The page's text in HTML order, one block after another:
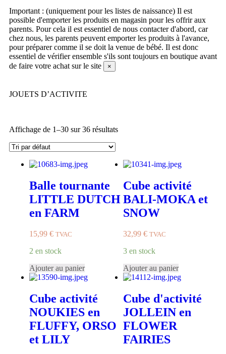
Important : (uniquement pour les listes de naissance) Il est
possible d'emporter les produits en magasin pour les offrir aux
parents. Pour cela il est essentiel de nous contacter d'abord, car
chez nous, les parents peuvent emporter les produits à l'avance,
pour préparer comme il se doit la venue de bébé. Il est donc
essentiel de vérifier ensemble s'ils sont toujours en boutique avant
de faire votre achat sur le site
×
JOUETS D’ACTIVITE
Affichage de 1–30 sur 36 résultats
Balle tournante
LITTLE DUTCH
en FARM
15,99 € TVAC
2 en stock
Ajouter au panier
Cube activité
BALI-MOKA et
SNOW
32,99 € TVAC
3 en stock
Ajouter au panier
Cube activité
NOUKIES en
FLUFFY, ORSO
et LILY
Cube d'activité
JOLLEIN en
FLOWER
FAIRIES